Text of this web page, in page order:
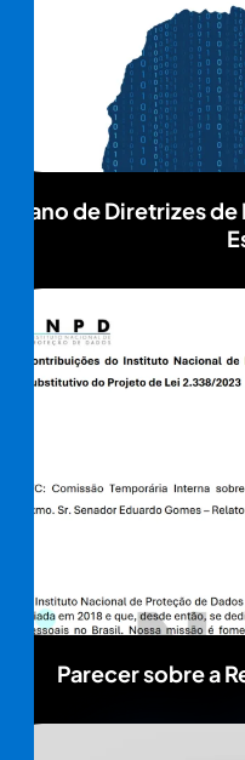
Plano de Diretrizes
Parecer sobre a